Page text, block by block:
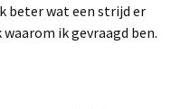
beter wat een strijd er
ik gevraagd ben.